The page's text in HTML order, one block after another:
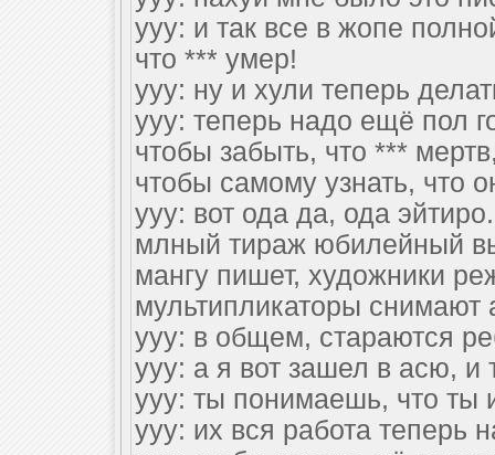
yyy: и так все в жопе
что *** умер!
yyy: ну и хули теперь
yyy: теперь надо ещё пол
чтобы забыть, что ***
чтобы самому узнать, что
yyy: вот ода да, ода
млный тираж юбилейный
мангу пишет, художники
мультипликаторы снимают
yyy: в общем, стараются
yyy: а я вот зашел в асю, и
yyy: ты понимаешь, что ты
yyy: их вся работа теперь